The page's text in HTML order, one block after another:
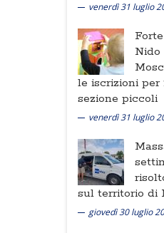
venerdì 31 luglio
Nido
le iscrizioni
sezione piccoli
venerdì 31 luglio
sul territorio di
giovedì 30 luglio